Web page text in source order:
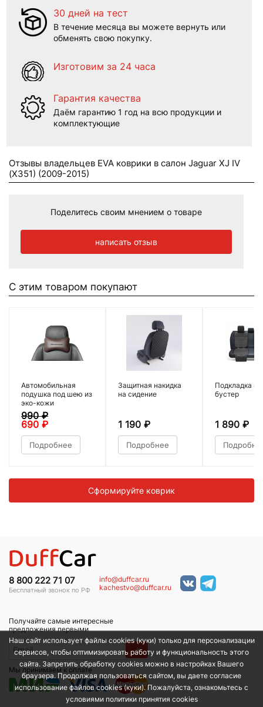
30 дней на тест
В течение месяца вы можете вернуть или
обменять свою покупку.
Изготовим за 24 часа
Гарантия качества
Даём гарантию 1 год на всю продукции и
комплектующие
Отзывы владельцев EVA коврики в салон Jaguar XJ IV
(X351) (2009-2015)
Поделитесь своим мнением о товаре
написать отзыв
С этим товаром покупают
Автомобильная
подушка под шею из
эко-кожи
990₽
690 ₽
Подробнее
Защитная накидка
на сидение
1 190 ₽
Подробнее
Подкладка
бустер
1 890 ₽
Сформируйте коврик
8 800 222 71 07
Бесплатный звонок по РФ
info@duffcar.ru
kachestvo@duffcar.ru
Получайте самые интересные
предложения первыми
→
Мы принимаем к оплате
Наш сайт использует файлы cookies (куки) только для персонализации
сервисов, чтобы оптимизировать работу и функциональность этого
сайта. Запретить обработку cookies можно в настройках Вашего
браузера. Продолжая пользоваться сайтом, вы даете согласие
использование файлов cookies (куки). Пожалуйста, ознакомьтесь с
условиями политики принятия сookies